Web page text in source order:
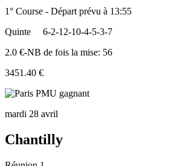
1° Course - Départ prévu à 13:55
Quinte
6-2-12-10-4-5-3-7
2.0 €-NB de fois la mise: 56
3451.40 €
mardi 28 avril
Chantilly